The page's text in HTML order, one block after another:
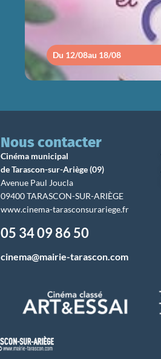
Du 12/08au 18/08
Nous contacter
Cinéma municipal
de Tarascon-sur-Ariège (09)
Avenue Paul Joucla
09400 TARASCON-SUR-ARIÈGE
www.cinema-tarasconsurariege.fr
05 34 09 86 50
cinema@mairie-tarascon.com